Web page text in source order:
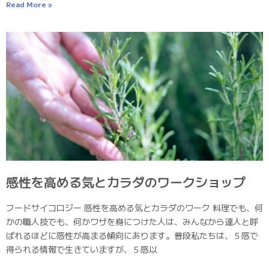
Read More »
感性を高める気とカラダのワークショップ
フードサイコロジー 感性を高める気とカラダのワーク 料理でも、何
かの職人技でも、何かワザを身につけた人は、みんなから達人と呼
ばれるほどに感性が高まる傾向にあります。普段私たちは、５感で
得られる情報で生きていますが、５感以